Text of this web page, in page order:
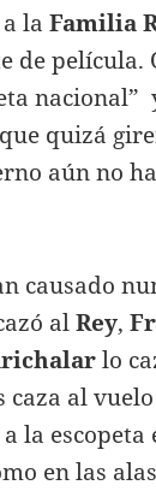
a laFamilia
de película.
nacional”
quizá
aún no
causado
alRey,
lo
caza al
la
en las